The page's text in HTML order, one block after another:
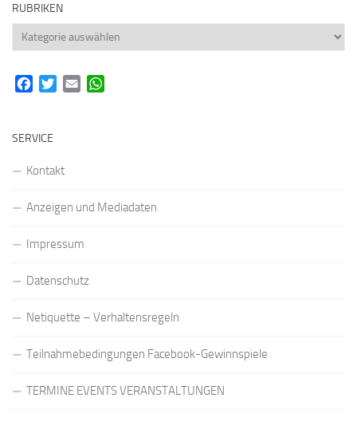
RUBRIKEN
Rubriken
FacebookTwitterEmail
SERVICE
Kontakt
Anzeigen und Mediadaten
Impressum
Datenschutz
Netiquette – Verhaltensregeln
Teilnahmebedingungen Facebook-Gewinnspiele
TERMINE EVENTS VERANSTALTUNGEN